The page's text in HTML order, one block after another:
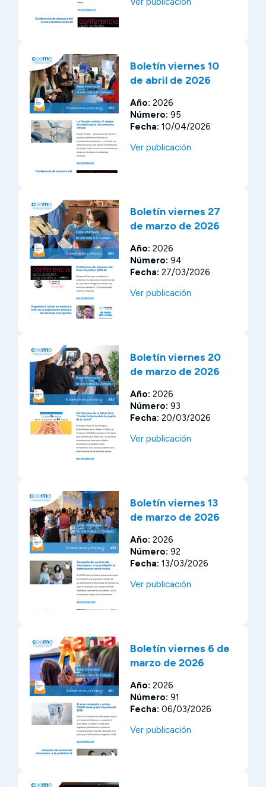
Boletín viernes 10
de abril de 2026
Año: 2026
Número: 95
Fecha: 10/04/2026
Ver publicación
Boletín viernes 27
de marzo de 2026
Año: 2026
Número: 94
Fecha: 27/03/2026
Ver publicación
Boletín viernes 20
de marzo de 2026
Año: 2026
Número: 93
Fecha: 20/03/2026
Ver publicación
Boletín viernes 13
de marzo de 2026
Año: 2026
Número: 92
Fecha: 13/03/2026
Ver publicación
Boletín viernes 6 de
marzo de 2026
Año: 2026
Número: 91
Fecha: 06/03/2026
Ver publicación